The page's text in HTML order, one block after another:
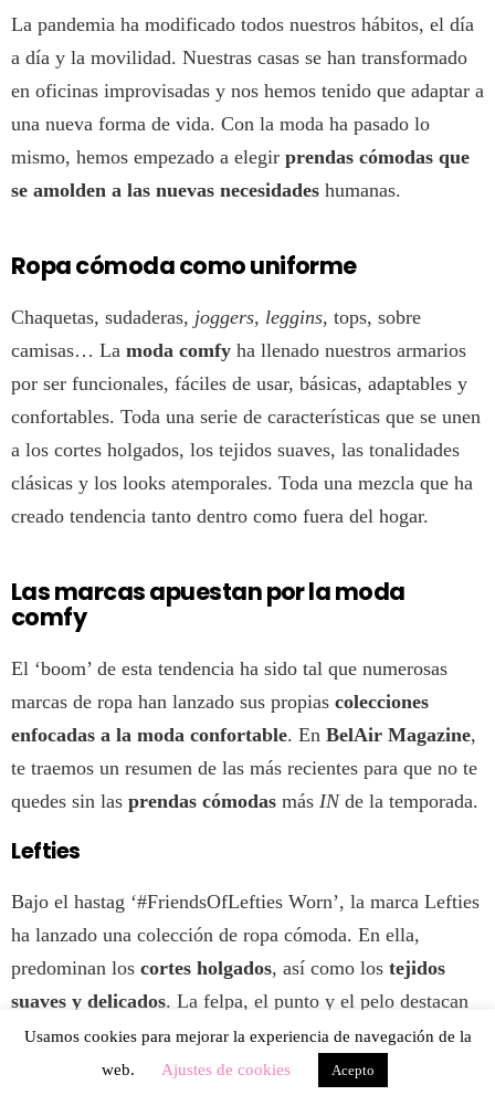
La pandemia ha modificado todos nuestros hábitos, el día
a día y la movilidad. Nuestras casas se han transformado
en oficinas improvisadas y nos hemos tenido que adaptar a
una nueva forma de vida. Con la moda ha pasado lo
mismo, hemos empezado a elegir prendas cómodas que
se amolden a las nuevas necesidades humanas.
Ropa cómoda como uniforme
Chaquetas, sudaderas, joggers, leggins, tops, sobre
camisas… La moda comfy ha llenado nuestros armarios
por ser funcionales, fáciles de usar, básicas, adaptables y
confortables. Toda una serie de características que se unen
a los cortes holgados, los tejidos suaves, las tonalidades
clásicas y los looks atemporales. Toda una mezcla que ha
creado tendencia tanto dentro como fuera del hogar.
Las marcas apuestan por la moda
comfy
El ‘boom’ de esta tendencia ha sido tal que numerosas
marcas de ropa han lanzado sus propias colecciones
enfocadas a la moda confortable. En BelAir Magazine,
te traemos un resumen de las más recientes para que no te
quedes sin las prendas cómodas más INde la temporada.
Lefties
Bajo el hastag ‘#FriendsOfLefties Worn’, la marca Lefties
ha lanzado una colección de ropa cómoda. En ella,
predominan los cortes holgados, así como los tejidos
suaves y delicados. La felpa, el punto y el pelo destacan
junto con una paleta de coloresnudes, clásicos y pastel.
influencersfavoritas,
Usamos cookies para mejorar la experiencia de navegación de la
web.
Ajustes de cookies Acepto